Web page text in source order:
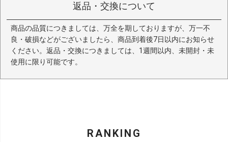
返品・交換について
商品の品質につきましては、万全を期しておりますが、万一不
良・破損などがございましたら、商品到着後7日以内にお知らせ
ください。返品・交換につきましては、1週間以内、未開封・未
使用に限り可能です。
RANKING